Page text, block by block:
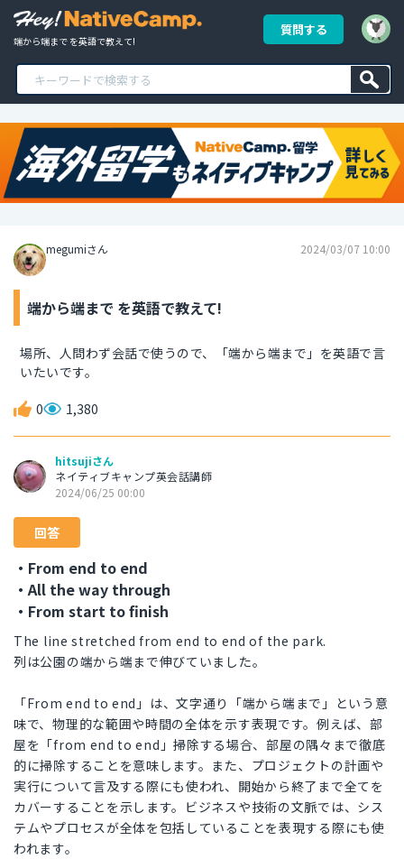
端から端まで を英語で教えて!
質問する
megumiさん 2024/03/07 10:00
端から端まで を英語で教えて!
場所、人問わず会話で使うので、「端から端まで」を英語で言
いたいです。
0 1,380
hitsujiさん
ネイティブキャンプ英会話講師
2024/06/25 00:00
回答
・From end to end
・All the way through
・From start to finish
The line stretched from end to end of the park.
列は公園の端から端まで伸びていました。
「From end to end」は、文字通り「端から端まで」という意
味で、物理的な範囲や時間の全体を示す表現です。例えば、部
屋を「from end to end」掃除する場合、部屋の隅々まで徹底
的に掃除することを意味します。また、プロジェクトの計画や
実行について言及する際にも使われ、開始から終了まで全てを
カバーすることを示します。ビジネスや技術の文脈では、シス
テムやプロセスが全体を包括していることを表現する際にも使
われます。